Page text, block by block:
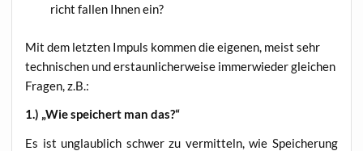
richt fal­len Ihnen ein?
Mit dem letz­ten Impuls kom­men die eige­nen, meist sehr
tech­ni­schen und erstaun­li­cher­wei­se immer­wie­der glei­chen
Fra­gen, z.B.:
1.) „Wie spei­chert man das?“
Es ist unglaub­lich schwer zu ver­mit­teln, wie Spei­che­rung